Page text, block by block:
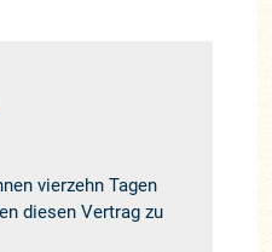
vierzehn Tagen
diesen Vertrag zu